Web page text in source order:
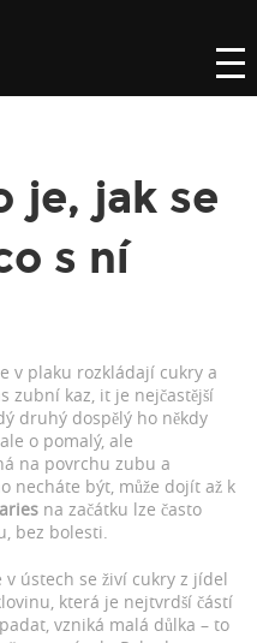
je, jak se
s ní
v plaku rozkládají cukry a
zubní kaz, it je nejčastější
druhý dospělý ho někdy
o pomalý, ale
na povrchu zubu a
necháte být, může dojít až k
na začátku lze často
bez bolesti.
v ústech se živí cukry z jídel
která je nejtvrdší částí
vzniká malá důlka – to